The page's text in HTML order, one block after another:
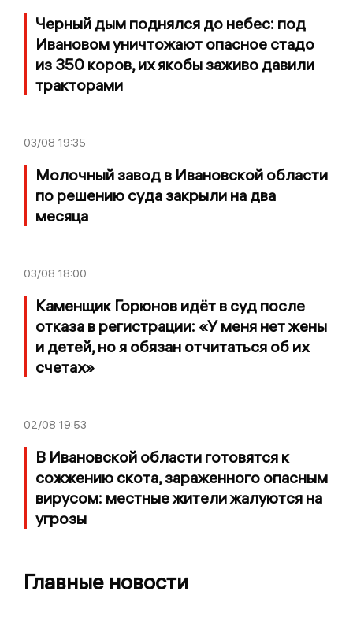
Черный дым поднялся до небес: под
Ивановом уничтожают опасное стадо
из 350 коров, их якобы заживо давили
тракторами
03/08 19:35
Молочный завод в Ивановской области
по решению суда закрыли на два
месяца
03/08 18:00
Каменщик Горюнов идёт в суд после
отказа в регистрации: «У меня нет жены
и детей, но я обязан отчитаться об их
счетах»
02/08 19:53
В Ивановской области готовятся к
сожжению скота, зараженного опасным
вирусом: местные жители жалуются на
угрозы
Главные новости